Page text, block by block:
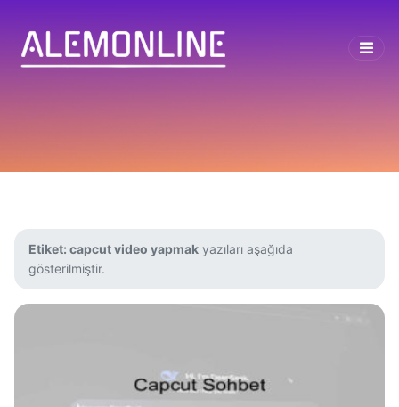
Etiket: capcut video yapmak yazıları aşağıda
gösterilmiştir.